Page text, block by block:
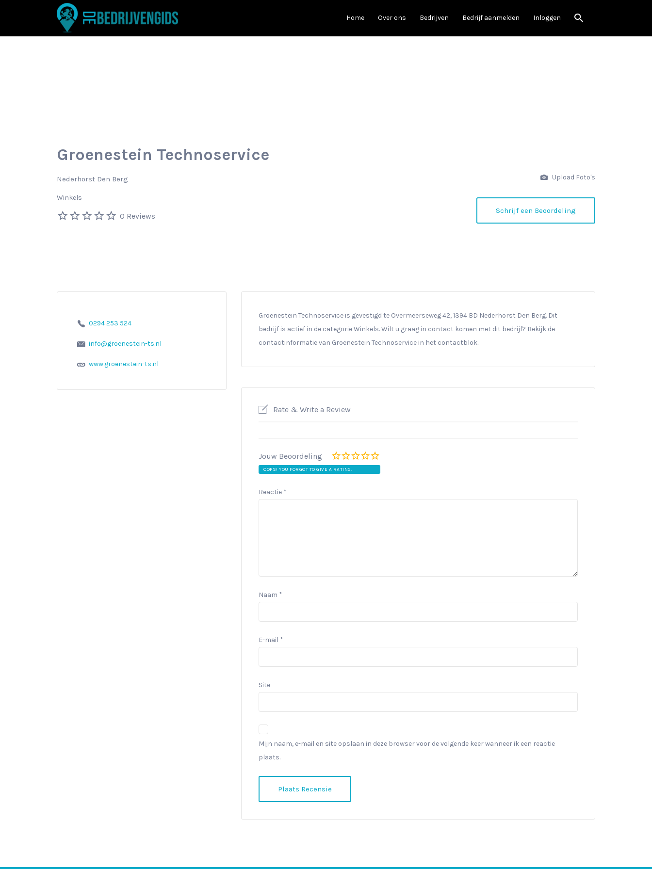
Home Over ons Bedrijven Bedrijf aanmelden Inloggen
Zoek
naar:
Groenestein Technoservice
Nederhorst Den Berg
Winkels
0 Reviews
Upload Foto's
Schrijf een Beoordeling
0294 253 524
info@groenestein-ts.nl
www.groenestein-ts.nl
Groenestein Technoservice is gevestigd te Overmeerseweg 42, 1394 BD Nederhorst Den Berg. Dit
bedrijf is actief in de categorie Winkels. Wilt u graag in contact komen met dit bedrijf? Bekijk de
contactinformatie van Groenestein Technoservice in het contactblok.
Rate & Write a Review
Jouw Beoordeling
OOPS! YOU FORGOT TO GIVE A RATING.
Reactie *
Naam *
E-mail *
Site
Mijn naam, e-mail en site opslaan in deze browser voor de volgende keer wanneer ik een reactie
plaats.